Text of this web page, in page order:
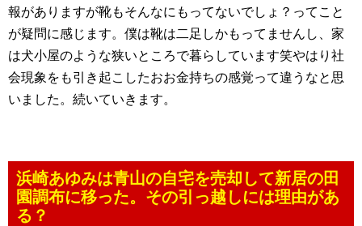
報がありますが靴もそんなにもってないでしょ？ってこと
が疑問に感じます。僕は靴は二足しかもってませんし、家
は犬小屋のような狭いところで暮らしています笑やはり社
会現象をも引き起こしたおお金持ちの感覚って違うなと思
いました。続いていきます。
浜崎あゆみは青山の自宅を売却して新居の田
園調布に移った。その引っ越しには理由があ
る？